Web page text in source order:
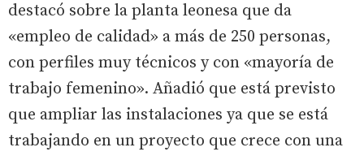
destacó sobre la planta leonesa que da
«empleo de calidad» a más de 250 personas,
con perfiles muy técnicos y con «mayoría de
trabajo femenino». Añadió que está previsto
que ampliar las instalaciones ya que se está
trabajando en un proyecto que crece con una